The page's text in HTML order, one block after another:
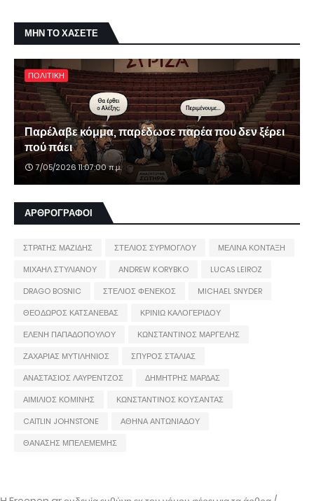
ΜΗΝ ΤΟ ΧΑΣΕΤΕ
ΠΟΛΙΤΙΚΗ
Παρέλαβε κόμμα, παρέδωσε παρέα που δεν ξέρει
πού πάει
7/05/2026 11:07:00 π.μ.
ΑΡΘΡΟΓΡΑΦΟΙ
ΣΤΡΑΤΗΣ ΜΑΖΙΔΗΣ ΣΤΕΛΙΟΣ ΣΥΡΜΟΓΛΟΥ
ΜΕΛΙΝΑ ΚΟΝΤΑΞΗ
ΜΙΧΑΗΛ ΣΤΥΛΙΑΝΟΥ
ANDREW KORYBKO
LUCAS LEIROZ
DRAGO BOSNIC
ΣΤΕΛΙΟΣ ΦΕΝΕΚΟΣ
MICHAEL SNYDER
ΘΕΟΔΩΡΟΣ ΚΑΤΣΑΝΕΒΑΣ
ΚΡΙΝΙΩ ΚΑΛΟΓΕΡΙΔΟΥ
ΕΛΕΝΗ ΠΑΠΑΔΟΠΟΥΛΟΥ
ΚΩΝΣΤΑΝΤΙΝΟΣ ΜΑΡΓΕΛΗΣ
ΖΑΧΑΡΙΑΣ ΜΥΤΙΛΗΝΙΟΣ
ΣΠΥΡΟΣ ΣΤΑΛΙΑΣ
ΑΝΑΣΤΑΣΙΟΣ ΛΑΥΡΕΝΤΖΟΣ
ΔΗΜΗΤΡΗΣ ΜΑΡΔΑΣ
ΑΙΜΙΛΙΟΣ ΚΟΜΙΝΗΣ
ΚΩΝΣΤΑΝΤΙΝΟΣ ΚΟΥΣΑΝΤΑΣ
CAITLIN JOHNSTONE
ΑΘΗΝΑ ΑΝΤΩΝΙΑΔΟΥ
ΘΑΝΑΣΗΣ ΜΠΕΛΕΜΕΜΗΣ